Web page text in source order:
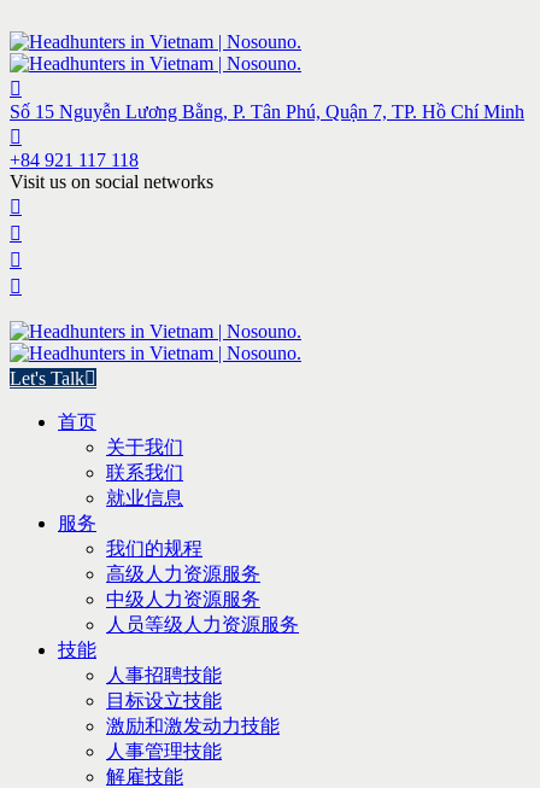
Số 15 Nguyễn Lương Bằng, P. Tân Phú, Quận 7, TP. Hồ Chí Minh
+84 921 117 118
Visit us on social networks
Let's Talk
首页
关于我们
联系我们
就业信息
服务
我们的规程
高级人力资源服务
中级人力资源服务
人员等级人力资源服务
技能
人事招聘技能
目标设立技能
激励和激发动力技能
人事管理技能
解雇技能